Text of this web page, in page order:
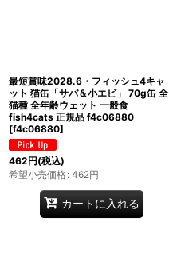
最短賞味2028.6・フィッシュ4キャ
ット 猫缶「サバ＆小エビ」 70g缶 全
猫種 全年齢ウェット 一般食
fish4cats 正規品 f4c06880
[f4c06880]
462円(税込)
希望小売価格: 462円
カートに入れる